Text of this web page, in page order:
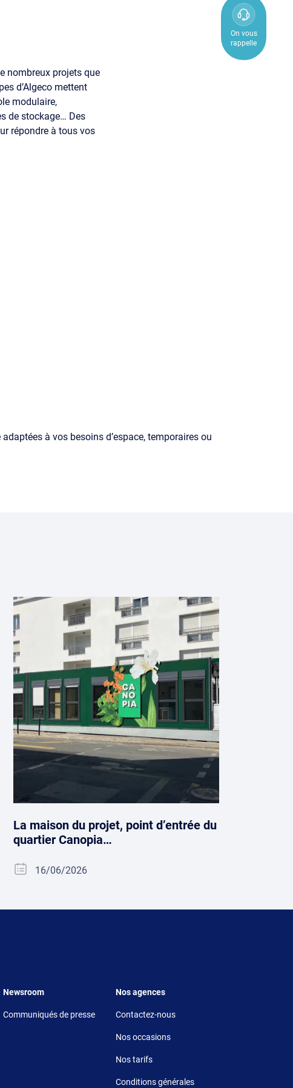
0800
850
800
On vous
rappelle
nombreux projets que
d’Algeco mettent
modulaire,
de stockage… Des
répondre à tous vos
à vos besoins d’espace, temporaires ou
La maison du projet, point d’entrée du
quartier Canopia…
16/06/2026
Footer 5
Newsroom
Communiqués de presse
Footer 6
Nos agences
Contactez-nous
Nos occasions
Nos tarifs
Conditions générales